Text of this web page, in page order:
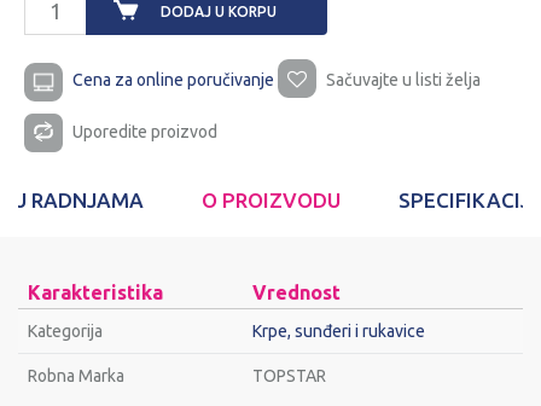
DODAJ U KORPU
Cena za online poručivanje Sačuvajte u listi želja
Uporedite proizvod
U RADNJAMA O PROIZVODU
Karakteristika Vrednost
Kategorija Krpe, sunđeri i rukavice
Robna Marka TOPSTAR